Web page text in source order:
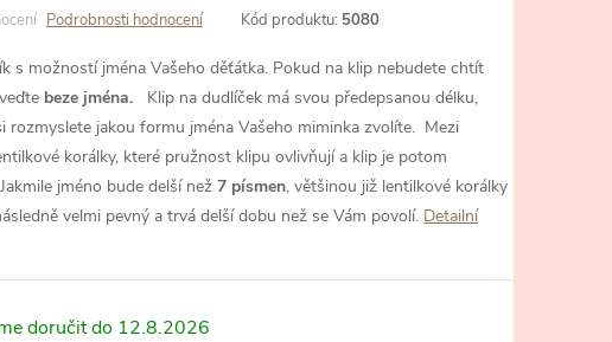
Podrobnosti hodnocení Kód produktu: 5080
s možností jména Vašeho děťátka. Pokud na klip nebudete chtít
beze jména.
Klip na dudlíček má svou předepsanou délku,
rozmyslete jakou formu jména Vašeho miminka zvolíte. Mezi
korálky, které pružnost klipu ovlivňují a klip je potom
jméno bude delší než 7 písmen, většinou již lentilkové korálky
velmi pevný a trvá delší dobu než se Vám povolí. Detailní
12.8.2026